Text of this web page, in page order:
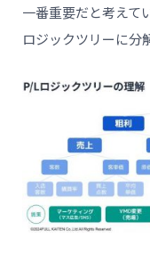
一番重要だと考えて
ロジックツリーに分